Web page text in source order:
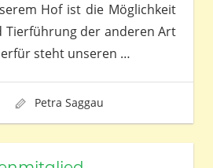
Hof ist die Möglichkeit
Tierführung der anderen Art
steht unseren …
Petra Saggau